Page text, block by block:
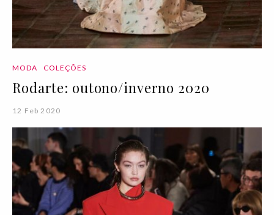
MODA COLEÇÕES
Rodarte: outono/inverno 2020
12 Feb 2020